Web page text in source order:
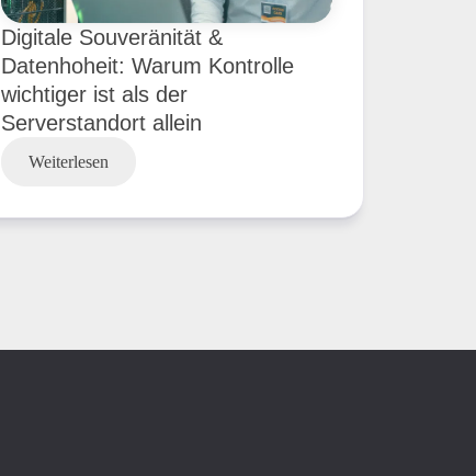
Digitale Souveränität &
Datenhoheit: Warum Kontrolle
wichtiger ist als der
Serverstandort allein
Weiterlesen